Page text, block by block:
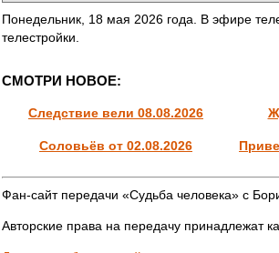
Понедельник, 18 мая 2026 года. В эфире
телестройки.
СМОТРИ НОВОЕ:
Следствие вели 08.08.2026
Соловьёв от 02.08.2026
Фан-сайт передачи «Судьба человека» с
Авторские права на передачу принадлежат